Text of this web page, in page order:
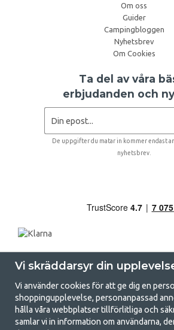
Om oss
Guider
Campingbloggen
Nyhetsbrev
Om Cookies
Ta del av våra
erbjudanden och
De uppgifter du matar in kommer endast
nyhetsbrev.
Vi skräddarsyr din
Vi använder cookies för att ge dig en
shoppingupplevelse, personanpassad
hålla våra webbplatser tillförlitliga och
samlar vi in information om användarna,